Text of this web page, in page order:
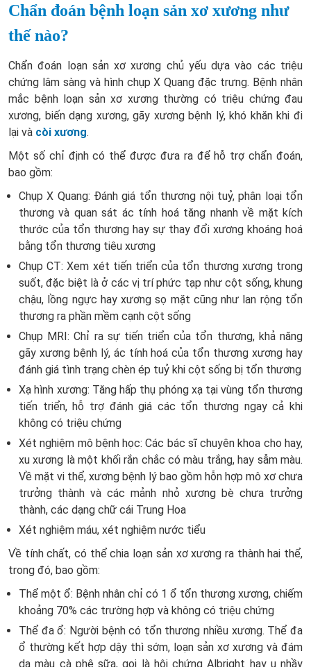
Chẩn đoán bệnh loạn sản xơ xương như
thế nào?
Chẩn đoán loạn sản xơ xương chủ yếu dựa vào các triệu
chứng lâm sàng và hình chụp X Quang đặc trưng. Bệnh nhân
mắc bệnh loạn sản xơ xương thường có triệu chứng đau
xương, biến dạng xương, gãy xương bệnh lý, khó khăn khi đi
lại và còi xương.
Một số chỉ định có thể được đưa ra để hỗ trợ chẩn đoán,
bao gồm:
Chụp X Quang: Đánh giá tổn thương nội tuỷ, phân loại tổn
thương và quan sát ác tính hoá tăng nhanh về mặt kích
thước của tổn thương hay sự thay đổi xương khoáng hoá
bằng tổn thương tiêu xương
Chụp CT: Xem xét tiến triển của tổn thương xương trong
suốt, đặc biệt là ở các vị trí phức tạp như cột sống, khung
chậu, lồng ngực hay xương sọ mặt cũng như lan rộng tổn
thương ra phần mềm cạnh cột sống
Chụp MRI: Chỉ ra sự tiến triển của tổn thương, khả năng
gãy xương bệnh lý, ác tính hoá của tổn thương xương hay
đánh giá tình trạng chèn ép tuỷ khi cột sống bị tổn thương
Xạ hình xương: Tăng hấp thụ phóng xạ tại vùng tổn thương
tiến triển, hỗ trợ đánh giá các tổn thương ngay cả khi
không có triệu chứng
Xét nghiệm mô bệnh học: Các bác sĩ chuyên khoa cho hay,
xu xương là một khối rắn chắc có màu trắng, hay sẫm màu.
Về mặt vi thể, xương bệnh lý bao gồm hỗn hợp mô xơ chưa
trưởng thành và các mảnh nhỏ xương bè chưa trưởng
thành, các dạng chữ cái Trung Hoa
Xét nghiệm máu, xét nghiệm nước tiểu
Về tính chất, có thể chia loạn sản xơ xương ra thành hai thể,
trong đó, bao gồm:
Thể một ổ: Bệnh nhân chỉ có 1 ổ tổn thương xương, chiếm
khoảng 70% các trường hợp và không có triệu chứng
Thể đa ổ: Người bệnh có tổn thương nhiều xương. Thể đa
ổ thường kết hợp dậy thì sớm, loạn sản xơ xương và đám
da màu cà phê sữa, gọi là hội chứng Albright hay u nhầy